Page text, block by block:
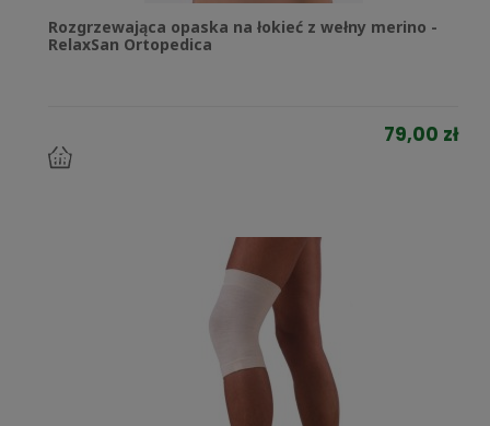
Rozgrzewająca opaska na łokieć z wełny merino -
RelaxSan Ortopedica
79,00 zł
do
koszyka